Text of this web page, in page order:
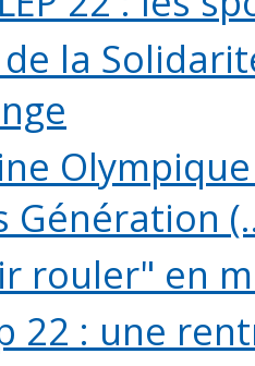
de la
Génération
rouler" en
22 : une